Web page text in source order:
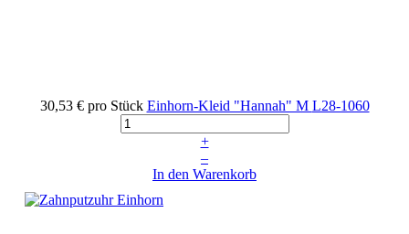
30,53 € pro Stück Einhorn-Kleid "Hannah" M L28-1060
+
–
In den Warenkorb